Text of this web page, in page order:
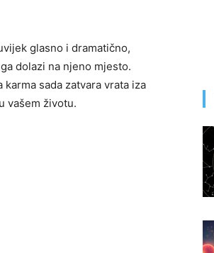
glasno i dramatično,
dolazi na njeno mjesto.
sada zatvara vrata iza
vašem životu.